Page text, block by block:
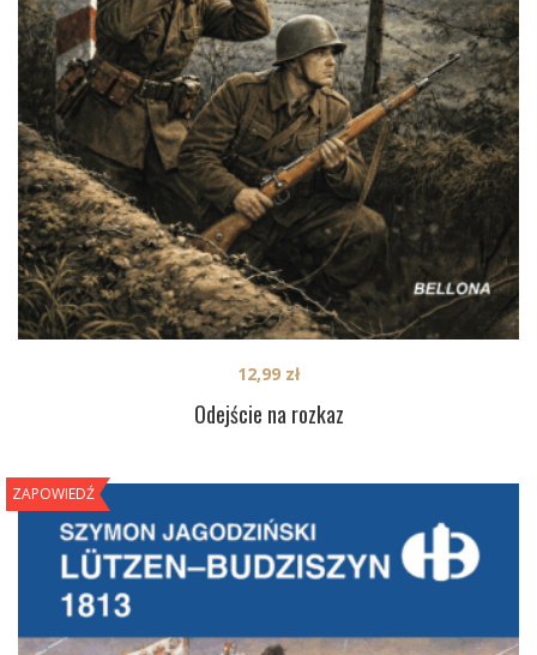
Odejście na rozkaz
12,99 zł
ZAPOWIEDŹ